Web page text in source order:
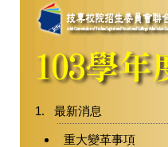
最新消息
重大變革事項